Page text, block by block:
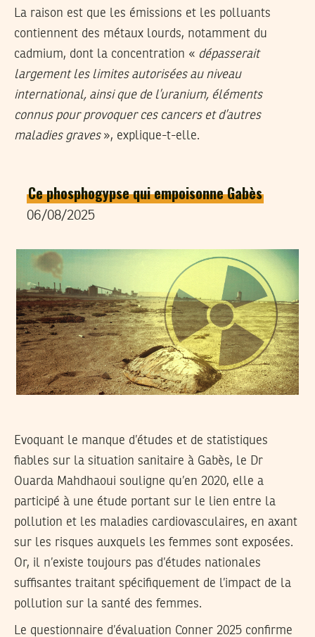
La raison est que les émissions et les polluants
contiennent des métaux lourds, notamment du
cadmium, dont la concentration « dépasserait
largement les limites autorisées au niveau
international, ainsi que de l’uranium, éléments
connus pour provoquer ces cancers et d’autres
maladies graves », explique-t-elle.
Ce phosphogypse qui empoisonne Gabès
06/08/2025
Evoquant le manque d’études et de statistiques
fiables sur la situation sanitaire à Gabès, le Dr
Ouarda Mahdhaoui souligne qu’en 2020, elle a
participé à une étude portant sur le lien entre la
pollution et les maladies cardiovasculaires, en axant
sur les risques auxquels les femmes sont exposées.
Or, il n’existe toujours pas d’études nationales
suffisantes traitant spécifiquement de l’impact de la
pollution sur la santé des femmes.
Le questionnaire d’évaluation Conner 2025 confirme